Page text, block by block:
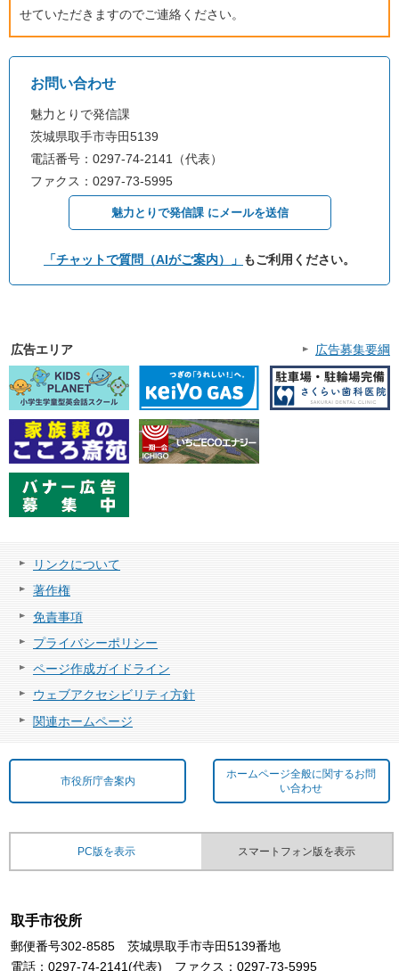
せていただきますのでご連絡ください。
お問い合わせ
魅力とりで発信課
茨城県取手市寺田5139
電話番号：0297-74-2141（代表）
ファクス：0297-73-5995
魅力とりで発信課 にメールを送信
「チャットで質問（AIがご案内）」 もご利用ください。
広告エリア 広告募集要綱
リンクについて
著作権
免責事項
プライバシーポリシー
ページ作成ガイドライン
ウェブアクセシビリティ方針
関連ホームページ
市役所庁舎案内
ホームページ全般に関するお問
い合わせ
PC版を表示 スマートフォン版を表示
取手市役所
郵便番号302-8585 茨城県取手市寺田5139番地
電話：0297-74-2141(代表) ファクス：0297-73-5995